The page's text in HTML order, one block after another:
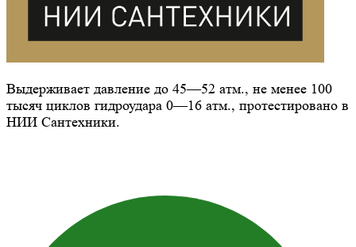
Выдерживает давление до 45—52 атм., не менее 100
тысяч циклов гидроудара 0—16 атм., протестировано в
НИИ Сантехники.